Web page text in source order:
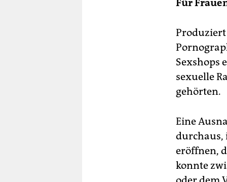
Für
Produziert
Sexshops
sexuelle
gehörten.
Eine
durchaus,
eröffnen,
konnte